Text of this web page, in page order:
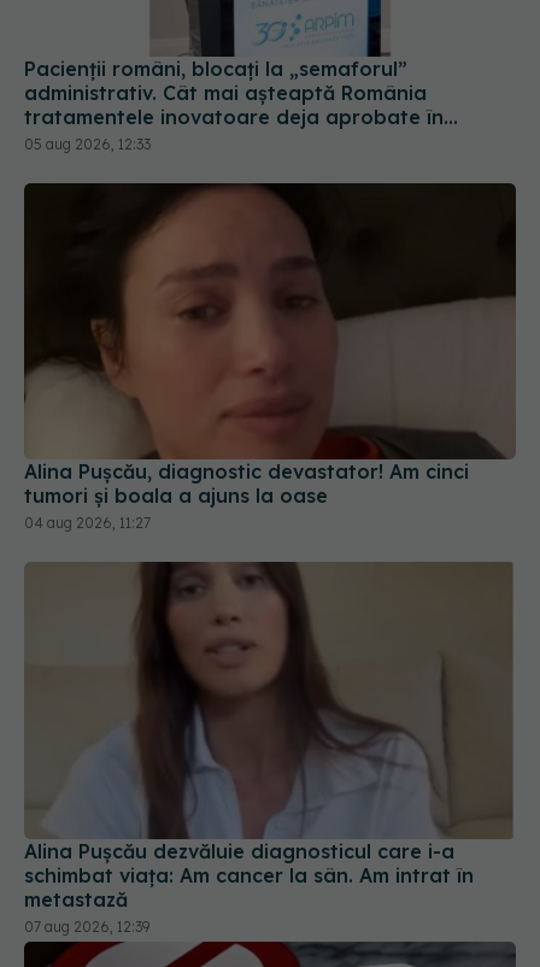
Pacienții români, blocați la „semaforul”
administrativ. Cât mai așteaptă România
tratamentele inovatoare deja aprobate în
Europa
05 aug 2026, 12:33
Alina Pușcău, diagnostic devastator! Am cinci
tumori și boala a ajuns la oase
04 aug 2026, 11:27
Alina Pușcău dezvăluie diagnosticul care i-a
schimbat viața: Am cancer la sân. Am intrat în
metastază
07 aug 2026, 12:39